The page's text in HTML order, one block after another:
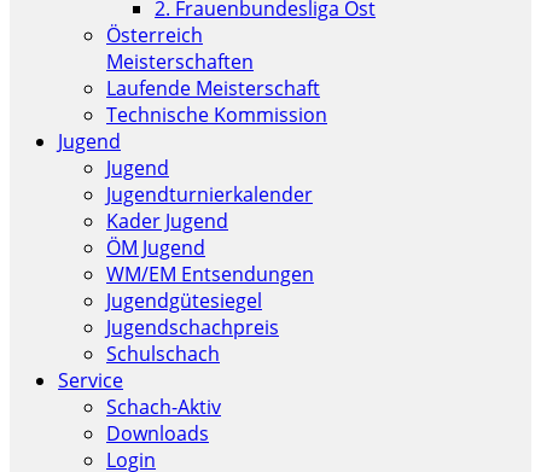
2. Frauenbundesliga Ost
Österreich
Meisterschaften
Laufende Meisterschaft
Technische Kommission
Jugend
Jugend
Jugendturnierkalender
Kader Jugend
ÖM Jugend
WM/EM Entsendungen
Jugendgütesiegel
Jugendschachpreis
Schulschach
Service
Schach-Aktiv
Downloads
Login